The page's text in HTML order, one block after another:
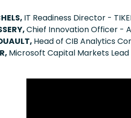
IT Readiness Director -
Chief Innovation Officer -
Head of CIB Analytics
Microsoft Capital Markets Lead